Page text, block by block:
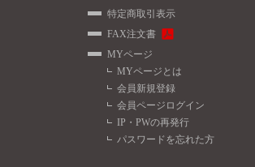
特定商取引表示
FAX注文書
MYページ
MYページとは
会員新規登録
会員ページログイン
IP・PWの再発行
パスワードを忘れた方